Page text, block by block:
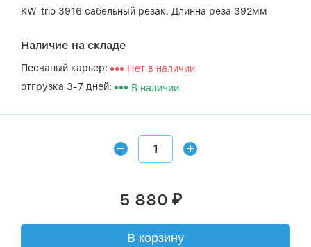
KW-trio 3916 сабельный резак. Длинна реза 392мм
Наличие на складе
Песчаный карьер:
Нет в наличии
отгрузка 3-7 дней:
В наличии
5 880 ₽
В корзину